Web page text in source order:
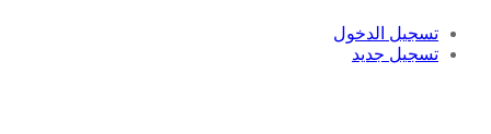
تسجيل الدخول
تسجيل جديد